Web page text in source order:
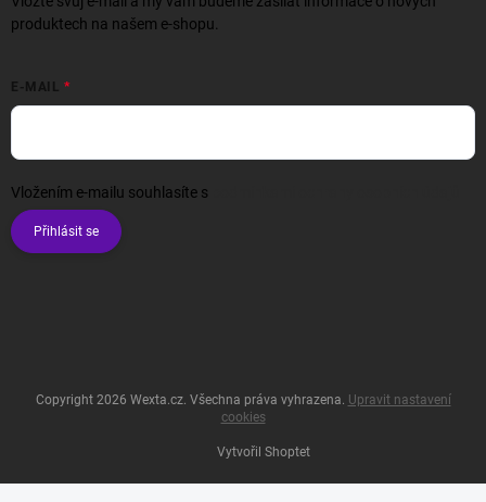
produktech na našem e-shopu.
E-MAIL
Vložením e-mailu souhlasíte s
Přihlásit se
Vytvořil Shoptet
Copyright 2026 Wexta.cz. Všechna práva vyhrazena. Upravit nastavení
cookies